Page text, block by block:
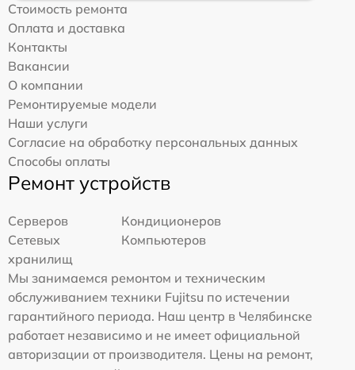
Стоимость ремонта
Оплата и доставка
Контакты
Вакансии
О компании
Ремонтируемые модели
Наши услуги
Согласие на обработку персональных данных
Способы оплаты
Ремонт устройств
Серверов
Кондиционеров
Сетевых
хранилищ
Компьютеров
Мы занимаемся ремонтом и техническим
обслуживанием техники Fujitsu по истечении
гарантийного периода. Наш центр в Челябинске
работает независимо и не имеет официальной
авторизации от производителя. Цены на ремонт,